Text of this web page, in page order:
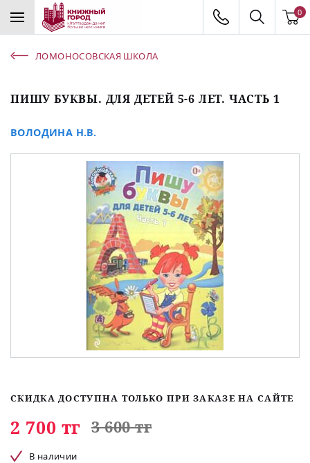
0
ЛОМОНОСОВСКАЯ ШКОЛА
ПИШУ БУКВЫ. ДЛЯ ДЕТЕЙ 5-6 ЛЕТ. ЧАСТЬ 1
ВОЛОДИНА Н.В.
СКИДКА ДОСТУПНА ТОЛЬКО ПРИ ЗАКАЗЕ НА САЙТЕ
2 700 тг 3 600 тг
В наличии